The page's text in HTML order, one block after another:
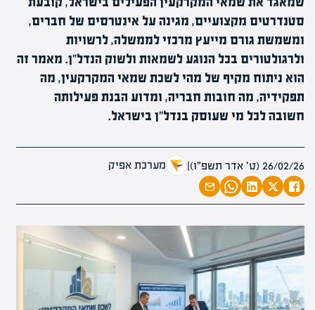
סטנדרטים מקצועיים, מגינה על אינטרסים של חברים,
ומשמשת גורם מייעץ מרכזי לממשלה, לרשויות
ולרגולטורים בכל הנוגע לשמאות ולשוק הנדל"ן. מאמר זה
הוא ניתוח מקיף של מהי לשכת שמאי המקרקעין, מה
תפקידיה, מה חובות חבריה, ומדוע הבנת פעילותה
חשובה לכל מי שעוסק בנדל"ן בישראל.
26/02/26 (ט׳ אדר תשפ״ו) | מערכת אפיק